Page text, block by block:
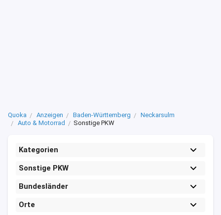
Quoka Anzeigen Baden-Württemberg
Neckarsulm
Auto & Motorrad
Sonstige PKW
Kategorien
Sonstige PKW
Bundesländer
Orte